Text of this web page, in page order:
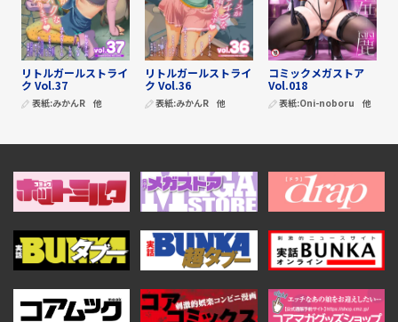
リトルガールストライ
ク Vol.37
表紙:みかんR 他
リトルガールストライ
ク Vol.36
表紙:みかんR 他
コミックメガストア
Vol.018
表紙:Oni-noboru 他